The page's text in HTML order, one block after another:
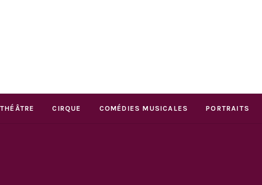
THÉÂTRE CIRQUE COMÉDIES MUSICALES PORTRAITS